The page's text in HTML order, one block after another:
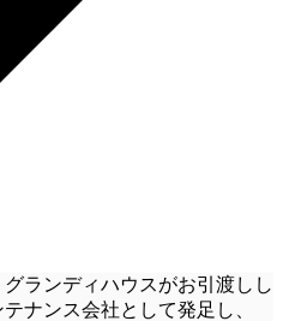
ランディハウスがお引渡しし
ナンス会社として発足し、